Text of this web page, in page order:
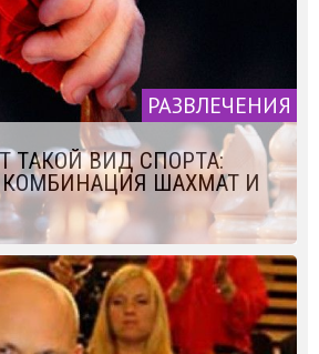
РАЗВЛЕЧЕНИЯ
ТАКОЙ ВИД СПОРТА:
ШАХМАТ И